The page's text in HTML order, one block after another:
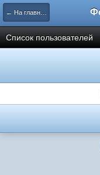
← На главную
Список пользователей